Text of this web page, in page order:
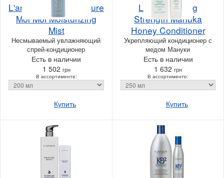
L'anza Healing Moisture
Moi Moi Moisturizing
Mist
Несмываемый увлажняющий
спрей-кондиционер
Есть в наличии
1 502 грн
В ассортименте:
Купить
L'anza Healing
Strength Manuka
Honey Conditioner
Укрепляющий кондиционер с
медом Мануки
Есть в наличии
1 632 грн
В ассортименте:
Купить